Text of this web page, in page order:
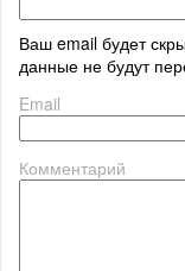
Ваш email будет
данные не будут
Email
Комментарий